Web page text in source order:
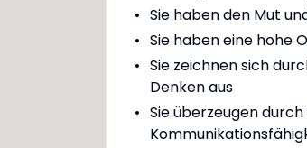
Sie haben den Mut
Sie haben eine hohe
Sie zeichnen sich
Denken aus
Sie überzeugen